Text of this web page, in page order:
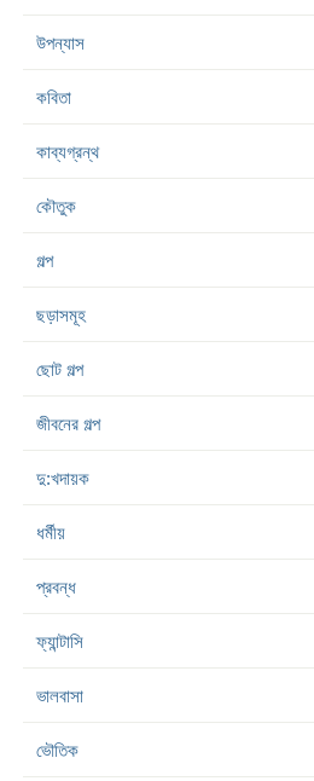
উপন্যাস
কবিতা
কাব্যগ্রন্থ
কৌতুক
গল্প
ছড়াসমূহ
ছোট গল্প
জীবনের গল্প
দু:খদায়ক
ধর্মীয়
প্রবন্ধ
ফ্যান্টাসি
ভালবাসা
ভৌতিক